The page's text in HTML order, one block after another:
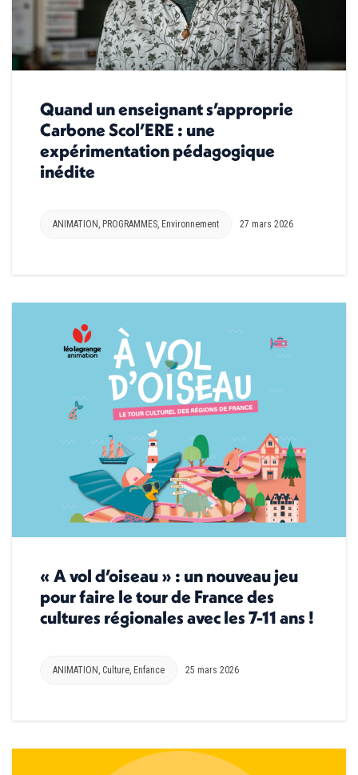
Quand un enseignant s’approprie
Carbone Scol’ERE : une
expérimentation pédagogique
inédite
ANIMATION , PROGRAMMES, Environnement 27 mars 2026
« A vol d’oiseau » : un nouveau jeu
pour faire le tour de France des
cultures régionales avec les 7-11 ans !
ANIMATION, Culture, Enfance 25 mars 2026